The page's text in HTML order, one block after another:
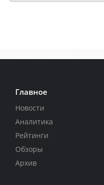
Главное
Новости
Аналитика
Рейтинги
Обзоры
Архив